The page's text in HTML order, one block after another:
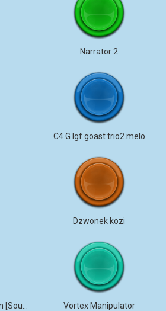
Narrator 2
C4 G lgf goast trio2.melo
Dzwonek kozi
Vortex Manipulator